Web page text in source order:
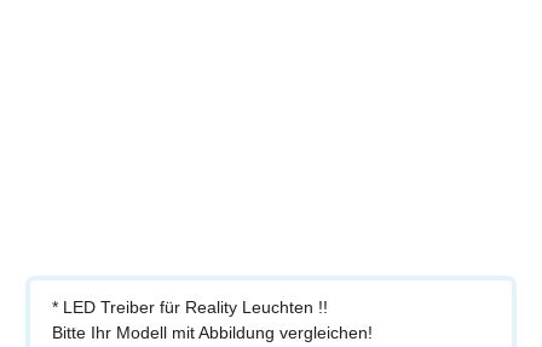
* LED Treiber für Reality Leuchten !!
Bitte Ihr Modell mit Abbildung vergleichen!